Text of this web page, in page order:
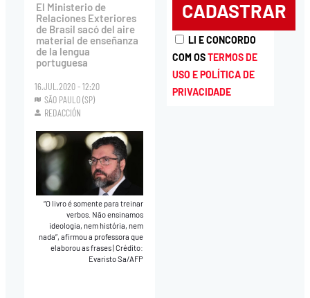
El Ministerio de
Relaciones Exteriores
de Brasil sacó del aire
material de enseñanza
de la lengua
portuguesa
16.JUL.2020 - 12:20
SÃO PAULO (SP)
REDACCIÓN
“O livro é somente para treinar
verbos. Não ensinamos
ideologia, nem história, nem
nada”, afirmou a professora que
elaborou as frases Crédito:
Evaristo Sa/AFP
LI E CONCORDO
COM OSTERMOS DE
USO E POLÍTICA DE
PRIVACIDADE